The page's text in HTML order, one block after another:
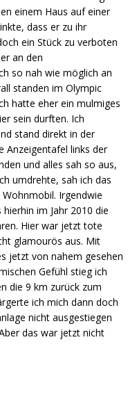
einem Haus auf einer
dass er zu ihr
ein Stück zu verboten
an den
so nah wie möglich an
standen im Olympic
hatte eher ein mulmiges
sein durften. Ich
stand direkt in der
Anzeigentafel links der
und alles sah so aus,
umdrehte, sah ich das
Irgendwie
im Jahr 2010 die
Hier war jetzt tote
glamourös aus. Mit
jetzt von nahem gesehen
Gefühl stieg ich
die 9 km zurück zum
ich mich dann doch
nicht ausgestiegen
das war jetzt nicht